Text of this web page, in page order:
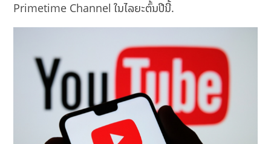
Primetime Channel ໃນໄລຍະຕົ້ນປີນີ້.